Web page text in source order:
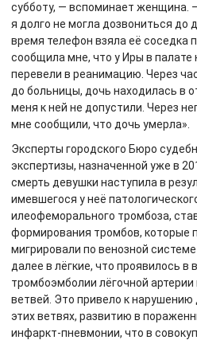
субботу, — вспоминает женщина.
я долго не могла дозвониться до
время телефон взяла её соседка
сообщила мне, что у Иры в палате
перевели в реанимацию. Через
до больницы, дочь находилась в
меня к ней не допустили. Через
мне сообщили, что дочь умерла».
Эксперты городского Бюро
экспертизы, назначенной уже в
смерть девушки наступила в
имевшегося у неё
илеофеморального тромбоза,
формирования тромбов, которые
мигрировали по венозной
далее в лёгкие, что проявилось
тромбоэмболии лёгочной артерии
ветвей. Это привело к нарушению
этих ветвях, развитию в
инфаркт-пневмонии, что в